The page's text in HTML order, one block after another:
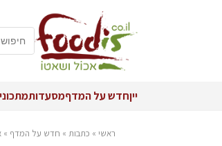
ייןחדש על המדףמסעדות
ראשי » כתבות » חדש על המדף »